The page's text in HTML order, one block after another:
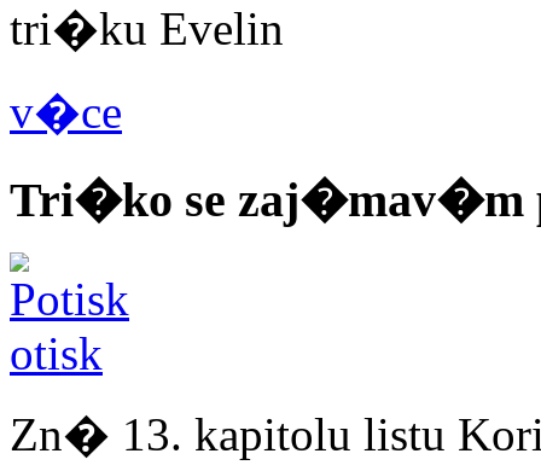
tri�ku Evelin
v�ce
Tri�ko se zaj�mav�m
Zn� 13. kapitolu listu